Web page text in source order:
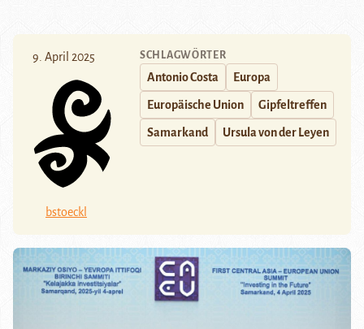
9. April 2025
bstoeckl
SCHLAGWÖRTER
Antonio Costa Europa
Europäische Union Gipfeltreffen
Samarkand Ursula von der Leyen